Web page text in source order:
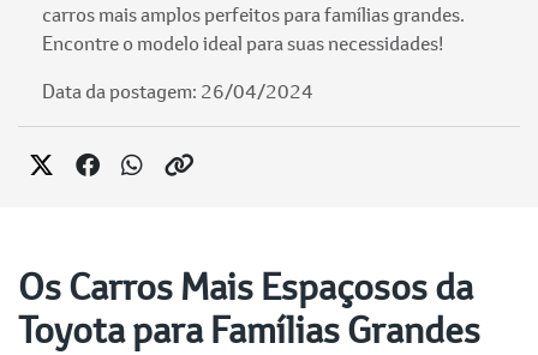
carros mais amplos perfeitos para famílias grandes.
Encontre o modelo ideal para suas necessidades!
Data da postagem: 26/04/2024
Os Carros Mais Espaçosos da
Toyota para Famílias Grandes